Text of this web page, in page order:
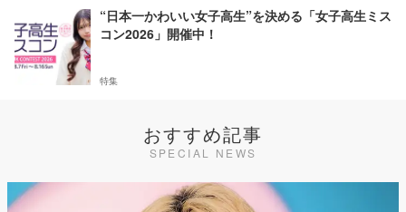
“日本一かわいい女子高生”を決める「女子高生ミス
コン2026」開催中！
特集
おすすめ記事
SPECIAL NEWS